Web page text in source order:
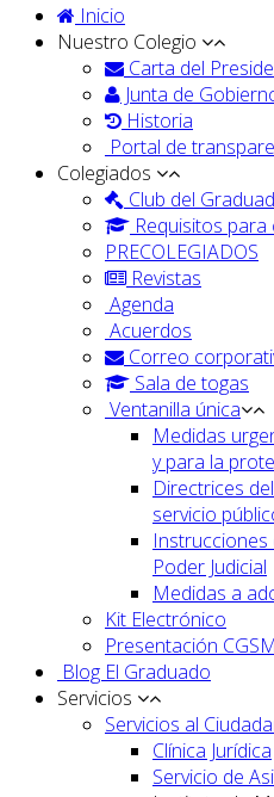
Inicio
Nuestro Colegio
Carta del
Junta de
Historia
Portal de
Colegiados
Club del
Requisitos para
PRECOLEGIADOS
Revistas
Agenda
Acuerdos
Correo
Sala de togas
Ventanilla única
Medidas
y para la
Directrices
servicio
Instrucciones
Poder Judicial
Medidas a
Kit Electrónico
Presentación CGSM
Blog El Graduado
Servicios
Servicios al
Clínica Jurídica
Servicio de